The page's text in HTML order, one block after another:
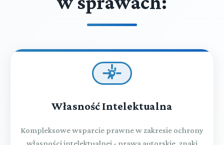
Własność Intelektualna
Kompleksowe wsparcie prawne w zakresie ochrony
własności intelektualnej - prawa autorskie, znaki